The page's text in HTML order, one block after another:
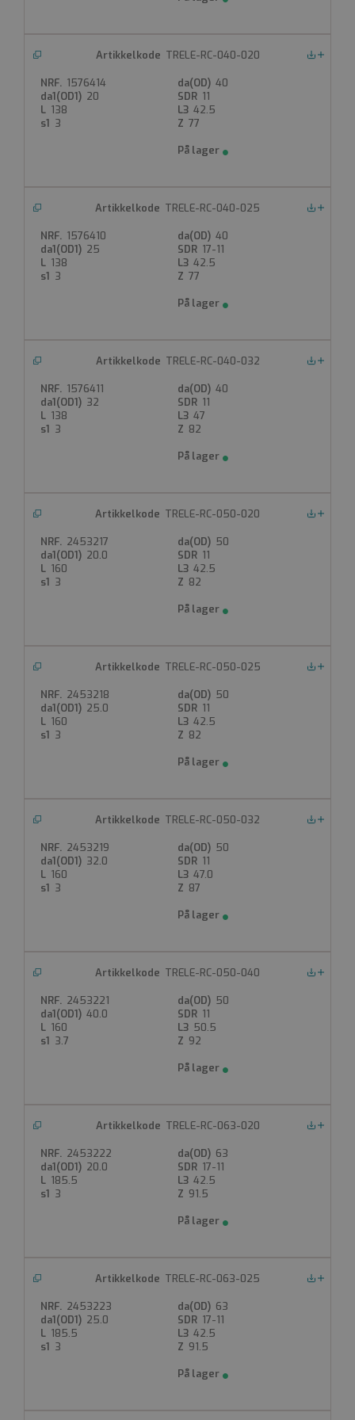
TRELE-RC-040-020
1576414
40
20
11
138
42.5
3
77
TRELE-RC-040-025
1576410
40
25
17-11
138
42.5
3
77
TRELE-RC-040-032
1576411
40
32
11
138
47
3
82
TRELE-RC-050-020
2453217
50
20.0
11
160
42.5
3
82
TRELE-RC-050-025
2453218
50
25.0
11
160
42.5
3
82
TRELE-RC-050-032
2453219
50
32.0
11
160
47.0
3
87
TRELE-RC-050-040
2453221
50
40.0
11
160
50.5
3.7
92
TRELE-RC-063-020
2453222
63
20.0
17-11
185.5
42.5
3
91.5
TRELE-RC-063-025
2453223
63
25.0
17-11
185.5
42.5
3
91.5